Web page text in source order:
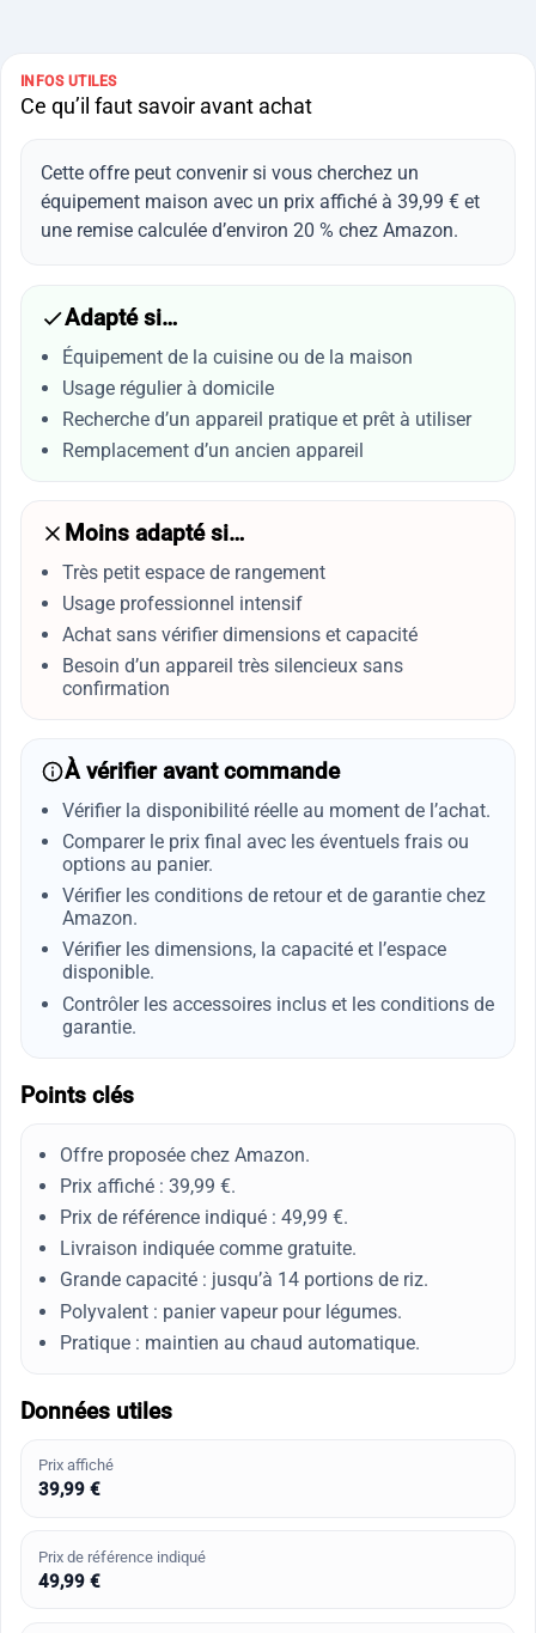
INFOS UTILES
Ce qu’il faut savoir avant achat
Cette offre peut convenir si vous cherchez un
équipement maison avec un prix affiché à 39,99 € et
une remise calculée d’environ 20 % chez Amazon.
Adapté si…
Équipement de la cuisine ou de la maison
Usage régulier à domicile
Recherche d’un appareil pratique et prêt à utiliser
Remplacement d’un ancien appareil
Moins adapté si…
Très petit espace de rangement
Usage professionnel intensif
Achat sans vérifier dimensions et capacité
Besoin d’un appareil très silencieux sans
confirmation
À vérifier avant commande
Vérifier la disponibilité réelle au moment de l’achat.
Comparer le prix final avec les éventuels frais ou
options au panier.
Vérifier les conditions de retour et de garantie chez
Amazon.
Vérifier les dimensions, la capacité et l’espace
disponible.
Contrôler les accessoires inclus et les conditions de
garantie.
Points clés
Offre proposée chez Amazon.
Prix affiché : 39,99 €.
Prix de référence indiqué : 49,99 €.
Livraison indiquée comme gratuite.
Grande capacité : jusqu’à 14 portions de riz.
Polyvalent : panier vapeur pour légumes.
Pratique : maintien au chaud automatique.
Données utiles
Prix affiché
39,99 €
Prix de référence indiqué
49,99 €